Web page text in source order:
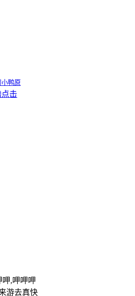
鸭原
点击
呷,呷呷呷
游去真快